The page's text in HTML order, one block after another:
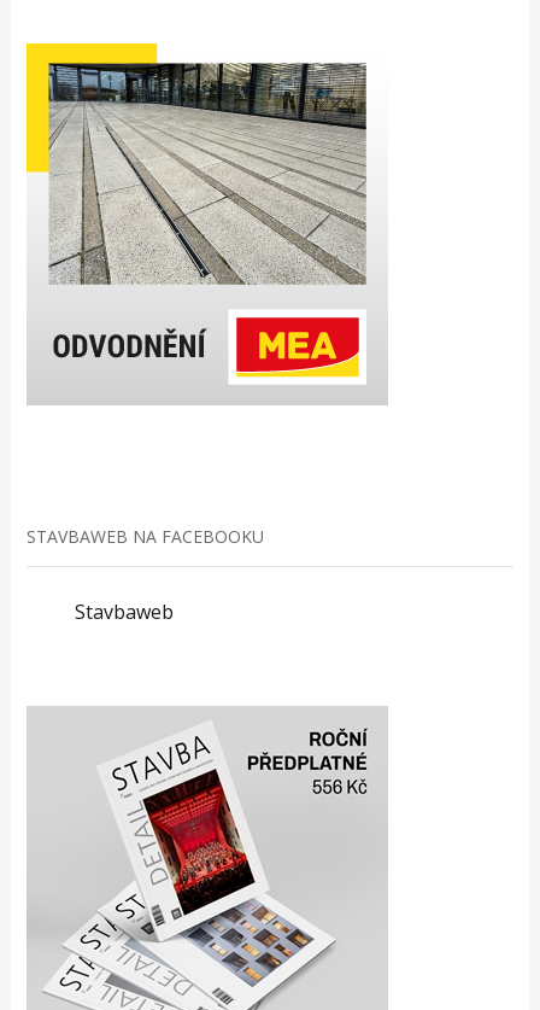
STAVBAWEB NA FACEBOOKU
Stavbaweb